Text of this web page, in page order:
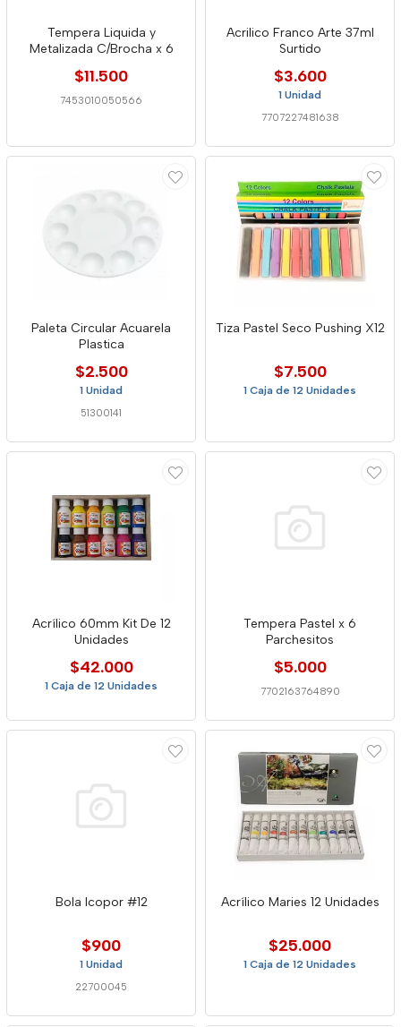
Tempera Liquida y
Metalizada C/Brocha x 6
$11.500
7453010050566
Acrilico Franco Arte 37ml
Surtido
$3.600
1 Unidad
7707227481638
Paleta Circular Acuarela
Plastica
$2.500
1 Unidad
51300141
Tiza Pastel Seco Pushing X12
$7.500
1 Caja de 12 Unidades
Acrílico 60mm Kit De 12
Unidades
$42.000
1 Caja de 12 Unidades
Tempera Pastel x 6
Parchesitos
$5.000
7702163764890
Bola Icopor #12
$900
1 Unidad
22700045
Acrílico Maries 12 Unidades
$25.000
1 Caja de 12 Unidades